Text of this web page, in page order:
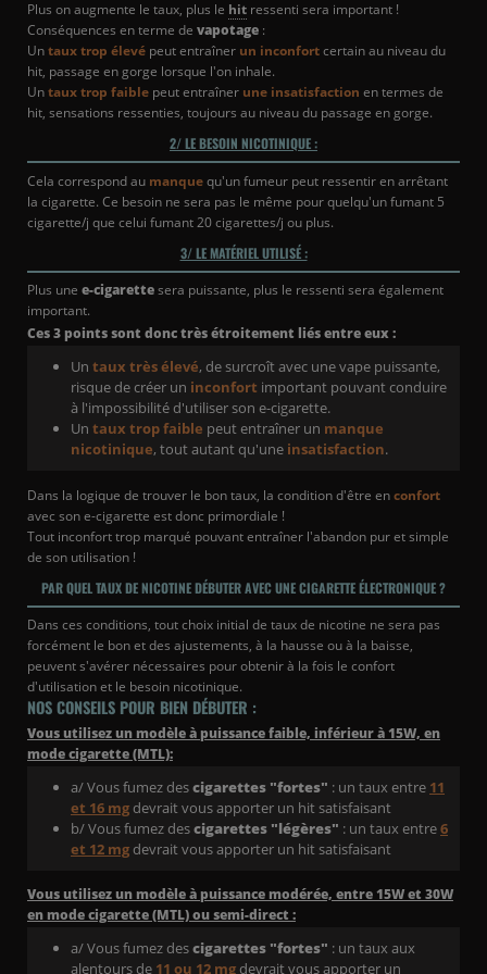
Plus on augmente le taux, plus le hit ressenti sera important !
Conséquences en terme de vapotage :
Untaux trop élevé peut entraîner un inconfortcertain au niveau du
hit, passage en gorge lorsque l'on inhale.
Untaux trop faible peut entraîner une insatisfaction en termes de
hit, sensations ressenties, toujours au niveau du passage en gorge.
2/ LE BESOIN NICOTINIQUE :
Cela correspond au manquequ'un fumeur peut ressentir en arrêtant
la cigarette. Ce besoin ne sera pas le même pour quelqu'un fumant 5
cigarette/j que celui fumant 20 cigarettes/j ou plus.
3/ LE MATÉRIEL UTILISÉ :
Plus une e-cigarettesera puissante, plus le ressenti sera également
important.
Ces 3 points sont donc très étroitement liés entre eux :
Un taux très élevé, de surcroît avec une vape puissante,
risque de créer un inconfort important pouvant conduire
à l'impossibilité d'utiliser son e-cigarette.
Un taux trop faible peut entraîner un manque
nicotinique, tout autant qu'une insatisfaction.
Dans la logique de trouver le bon taux, la condition d'être enconfort
avec son e-cigarette est donc primordiale !
Tout inconfort trop marqué pouvant entraîner l'abandon pur et simple
de son utilisation !
PAR QUEL TAUX DE NICOTINE DÉBUTER AVEC UNE CIGARETTE ÉLECTRONIQUE ?
Dans ces conditions, tout choix initial de taux de nicotine ne sera pas
forcément le bon et des ajustements, à la hausse ou à la baisse,
peuvent s'avérer nécessaires pour obtenir à la fois le confort
d'utilisation et le besoin nicotinique.
NOS CONSEILS POUR BIEN DÉBUTER :
Vous utilisez un modèle à puissance faible, inférieur à 15W, en
mode cigarette (MTL):
a/ Vous fumez descigarettes "fortes" : un taux entre 11
et 16 mgdevrait vous apporter un hit satisfaisant
b/ Vous fumez descigarettes "légères" : un taux entre6
et 12 mgdevrait vous apporter un hit satisfaisant
Vous utilisez un modèle à puissance modérée, entre 15W et 30W
en mode cigarette (MTL) ou semi-direct :
a/ Vous fumez descigarettes "fortes" : un taux aux
alentours de 11 ou 12 mgdevrait vous apporter un